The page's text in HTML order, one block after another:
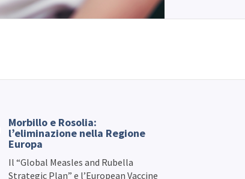
Morbillo e Rosolia:
l’eliminazione nella Regione
Europa
Il “Global Measles and Rubella
Strategic Plan” e l’European Vaccine